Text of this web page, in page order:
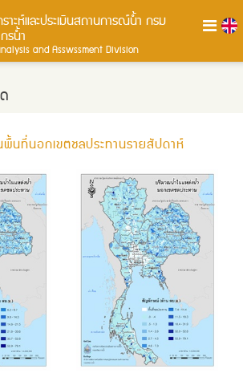
าะห์และประเมินสถานการณ์น้ำ กรม
รน้ำ
and Asswssment Division
นที่นอกเขตชลประทานรายสัปดาห์